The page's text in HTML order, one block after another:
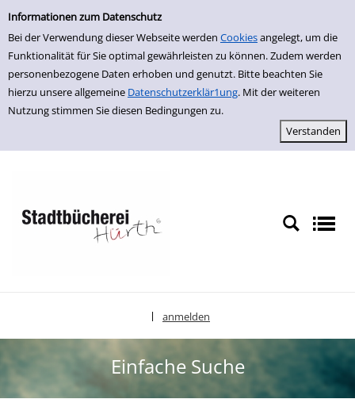
Einfache Suche
Informationen zum Datenschutz
Bei der Verwendung dieser Webseite werden Cookiesangelegt, um die
Funktionalität für Sie optimal gewährleisten zu können. Zudem werden
personenbezogene Daten erhoben und genutzt. Bitte beachten Sie
hierzu unsere allgemeine Datenschutzerklär1ung. Mit der weiteren
Nutzung stimmen Sie diesen Bedingungen zu.
zur Navigation springen
zum Inhalt springen
Zu den Suchfiltern springen
Zur Trefferliste springen
anmelden
Einfache Suche